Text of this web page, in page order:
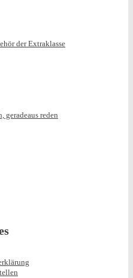
der Extraklasse
geradeaus reden